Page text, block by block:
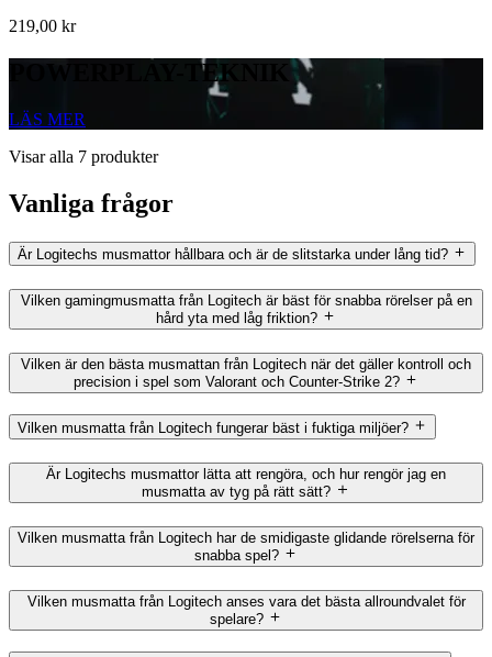
219,00 kr
POWERPLAY-TEKNIK
LÄS MER
Visar alla 7 produkter
Vanliga frågor
Är Logitechs musmattor hållbara och är de slitstarka under lång tid?
Vilken gamingmusmatta från Logitech är bäst för snabba rörelser på en
hård yta med låg friktion?
Vilken är den bästa musmattan från Logitech när det gäller kontroll och
precision i spel som Valorant och Counter-Strike 2?
Vilken musmatta från Logitech fungerar bäst i fuktiga miljöer?
Är Logitechs musmattor lätta att rengöra, och hur rengör jag en
musmatta av tyg på rätt sätt?
Vilken musmatta från Logitech har de smidigaste glidande rörelserna för
snabba spel?
Vilken musmatta från Logitech anses vara det bästa allroundvalet för
spelare?